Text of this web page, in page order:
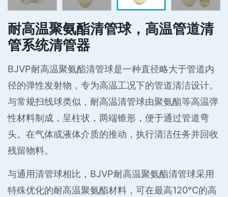
耐高温聚氨酯清管球，高温管道清
管系统清管器
BJVP耐高温聚氨酯清管球是一种直径略大于管道内
径的弹性发射物，专为高温工况下的管道清洁设计。
与常规扫线球类似，耐高温清管球由聚氨酯等高温弹
性材料制成，呈柱状，两端锥形，便于通过管道弯
头。在气体或液体介质的推动，执行清洁任务并回收
残留物料。
与通用清管球相比，BJVP耐高温聚氨酯清管球采用
特殊优化的耐高温聚氨酯材料，可在最高120°C的高